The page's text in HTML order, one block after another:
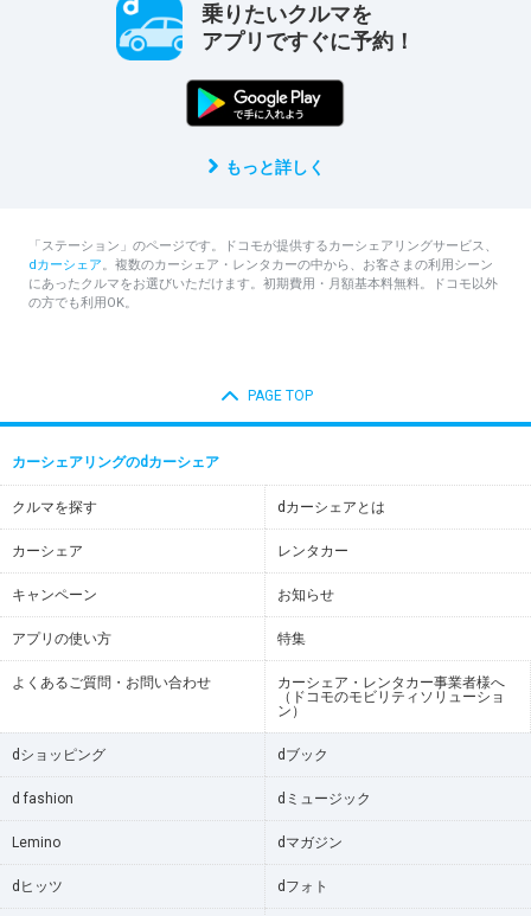
乗りたいクルマを
アプリですぐに予約！
もっと詳しく
「ステーション」のページです。ドコモが提供するカーシェアリングサービス、
dカーシェア。複数のカーシェア・レンタカーの中から、お客さまの利用シーン
にあったクルマをお選びいただけます。初期費用・月額基本料無料。ドコモ以外
の方でも利用OK。
PAGE TOP
カーシェアリングのdカーシェア
クルマを探す dカーシェアとは
カーシェア レンタカー
キャンペーン お知らせ
アプリの使い方 特集
よくあるご質問・お問い合わせ
カーシェア・レンタカー事業者様へ
（ドコモのモビリティソリューショ
ン）
dショッピング dブック
d fashion dミュージック
Lemino dマガジン
dヒッツ dフォト